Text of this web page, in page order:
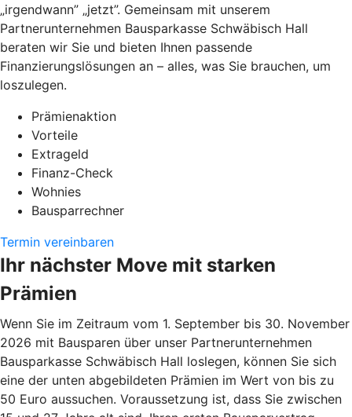
„irgendwann” „jetzt”. Gemeinsam mit unserem
Partnerunternehmen Bausparkasse Schwäbisch Hall
beraten wir Sie und bieten Ihnen passende
Finanzierungslösungen an – alles, was Sie brauchen, um
loszulegen.
Prämienaktion
Vorteile
Extrageld
Finanz-Check
Wohnies
Bausparrechner
Termin vereinbaren
Ihr nächster Move mit starken
Prämien
Wenn Sie im Zeitraum vom 1. September bis 30. November
2026 mit Bausparen über unser Partnerunternehmen
Bausparkasse Schwäbisch Hall loslegen, können Sie sich
eine der unten abgebildeten Prämien im Wert von bis zu
50 Euro aussuchen. Voraussetzung ist, dass Sie zwischen